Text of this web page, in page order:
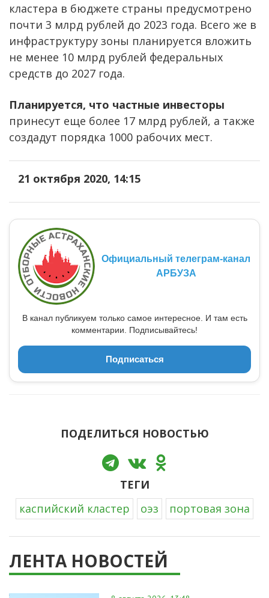
кластера в бюджете страны предусмотрено
почти 3 млрд рублей до 2023 года. Всего же в
инфраструктуру зоны планируется вложить
не менее 10 млрд рублей федеральных
средств до 2027 года.
Планируется, что частные инвесторы
принесут еще более 17 млрд рублей, а также
создадут порядка 1000 рабочих мест.
21 октября 2020, 14:15
Официальный телеграм-канал
АРБУЗА
В канал публикуем только самое интересное. И там есть
комментарии. Подписывайтесь!
Подписаться
ПОДЕЛИТЬСЯ НОВОСТЬЮ
ТЕГИ
каспийский кластер
оэз портовая зона
ЛЕНТА НОВОСТЕЙ